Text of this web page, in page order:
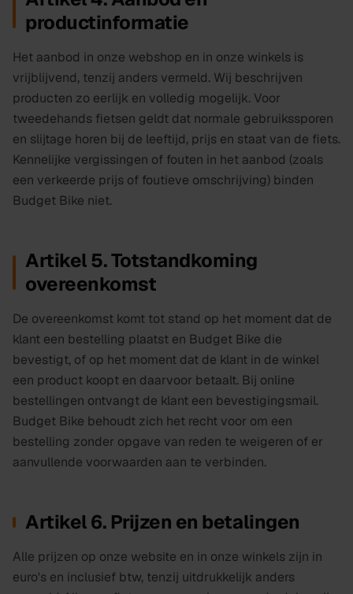
productinformatie
Het aanbod in onze webshop en in onze winkels is
vrijblijvend, tenzij anders vermeld. Wij beschrijven
producten zo eerlijk en volledig mogelijk. Voor
tweedehands fietsen geldt dat normale gebruikssporen
en slijtage horen bij de leeftijd, prijs en staat van de fiets.
Kennelijke vergissingen of fouten in het aanbod (zoals
een verkeerde prijs of foutieve omschrijving) binden
Budget Bike niet.
Artikel 5. Totstandkoming
overeenkomst
De overeenkomst komt tot stand op het moment dat de
klant een bestelling plaatst en Budget Bike die
bevestigt, of op het moment dat de klant in de winkel
een product koopt en daarvoor betaalt. Bij online
bestellingen ontvangt de klant een bevestigingsmail.
Budget Bike behoudt zich het recht voor om een
bestelling zonder opgave van reden te weigeren of er
aanvullende voorwaarden aan te verbinden.
Artikel 6. Prijzen en betalingen
Alle prijzen op onze website en in onze winkels zijn in
euro's en inclusief btw, tenzij uitdrukkelijk anders